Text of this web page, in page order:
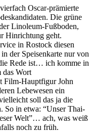
Oscar-prämierte
Die grüne
Linoleum-Fußboden,
Hinrichtung geht.
in Rostock diesen
der Speisenkarte nur von
Rede ist… ich komme in
das Wort
Film-Hauptfigur John
Lebewesen ein
soll das ja die
So in etwa: “Unser Thai-
Welt”… ach, was weiß
noch zu früh.